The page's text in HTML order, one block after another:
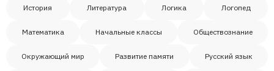
История Литература Логика Логопед
Математика Начальные классы Обществознание
Окружающий мир Развитие памяти Русский язык